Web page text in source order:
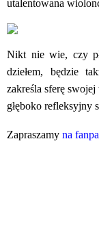
utalentowana
Nikt nie wie, czy
dziełem, będzie
zakreśla sferę
głęboko refleksyjny
Zapraszamy na